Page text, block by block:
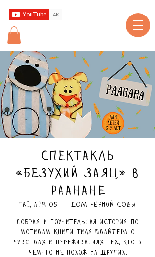
Спектакль
«Безухий заяц» в
Раанане
Fri, Apr 05 ДОМ чёрной СОВЫ
Добрая и поучительная история по
мотивам книги Тиля Швайгера о
чувствах и переживаниях тех, кто в
чем-то не похож на других.